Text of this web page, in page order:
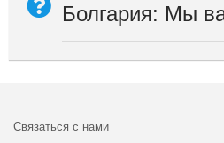
Болгария: Мы
Связаться с нами